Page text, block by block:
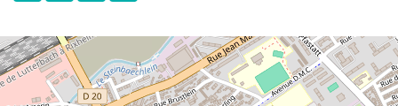
une exposition permanente des créations
originales de Dan GERBO, artiste et
fondateur du musée, originaire de
Mulhouse. Quant à la seconde, elle offre